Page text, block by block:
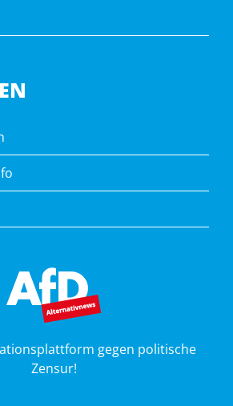
gegen politische
Zensur!